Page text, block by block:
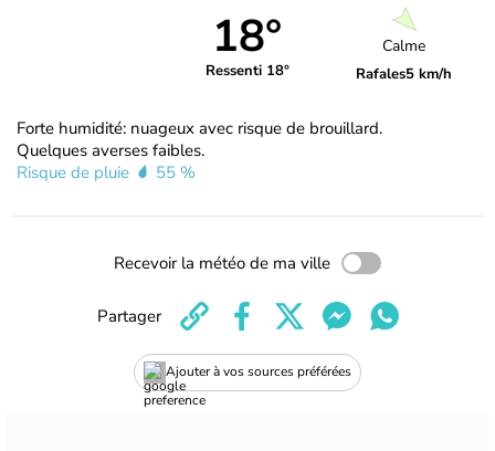
18°
Ressenti 18°
Calme
Rafales5 km/h
Forte humidité: nuageux avec risque de brouillard.
Quelques averses faibles.
Risque de pluie
55 %
Recevoir la météo de ma ville
Ajouter à vos sources préférées
Partager